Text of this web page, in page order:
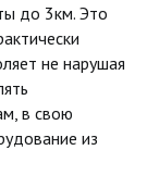
до 3км. Это
не нарушая
в свою
из